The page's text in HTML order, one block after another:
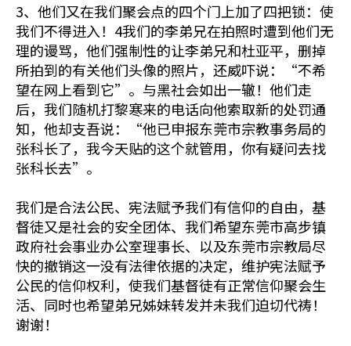
3、他们又在我们聚会点的四个门上加了四把锁：使
我们不得进入！4我们的李弟兄在拍照时遭到他们无
理的谩骂，他们强制性的让李弟兄和杜亚平，删掉
所拍到的有关他们头像的照片，还威吓说：“不希
望在网上看到它”。与黑社会如出一辙！他们走
后，我们随机打黎寒来的电话向他索取新的处罚通
知，他却支吾说：“他已申报东莞市宗教事务局的
张科长了，我今天贴的这个就管用，你有疑问去找
张科长去”。
我们是合法公民、宪法赋予我们有信仰的自由，基
督徒又是社会的安全团体、我们希望东莞市高步镇
政府社会事业办公室理事长、以及东莞市宗教局尽
快的撤销这一没有法律依据的决定，维护宪法赋予
公民的信仰权利，使我们基督徒有正常信仰聚会生
活、同时也希望弟兄姊妹转发并未我们迫切代祷！
谢谢！